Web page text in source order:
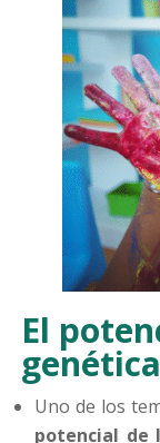
El
Uno de los
potencial de